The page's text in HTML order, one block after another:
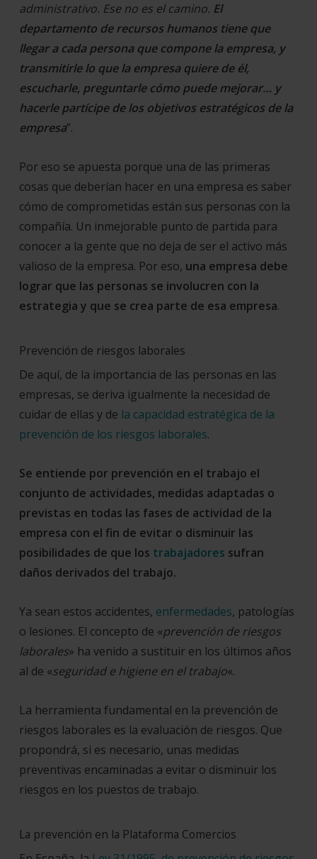
administrativo. Ese no es el camino. El
departamento de recursos humanos tiene que
llegar a cada persona que compone la empresa, y
transmitirle lo que la empresa quiere de él,
escucharle, preguntarle cómo puede mejorar… y
hacerle partícipe de los objetivos estratégicos de la
empresa”.
Por eso se apuesta porque una de las primeras
cosas que deberían hacer en una empresa es saber
cómo de comprometidas están sus personas con la
compañía. Un inmejorable punto de partida para
conocer a la gente que no deja de ser el activo más
valioso de la empresa. Por eso, una empresa debe
lograr que las personas se involucren con la
estrategia y que se crea parte de esa empresa.
Prevención de riesgos laborales
De aquí, de la importancia de las personas en las
empresas, se deriva igualmente la necesidad de
cuidar de ellas y de la capacidad estratégica de la
prevención de los riesgos laborales.
Se entiende por prevención en el trabajo el
conjunto de actividades, medidas adaptadas o
previstas en todas las fases de actividad de la
empresa con el fin de evitar o disminuir las
posibilidades de que los trabajadores sufran
daños derivados del trabajo.
Ya sean estos accidentes, enfermedades, patologías
o lesiones. El concepto de «prevención de riesgos
laborales» ha venido a sustituir en los últimos años
al de «seguridad e higiene en el trabajo«.
La herramienta fundamental en la prevención de
riesgos laborales es la evaluación de riesgos. Que
propondrá, si es necesario, unas medidas
preventivas encaminadas a evitar o disminuir los
riesgos en los puestos de trabajo.
La prevención en la Plataforma Comercios